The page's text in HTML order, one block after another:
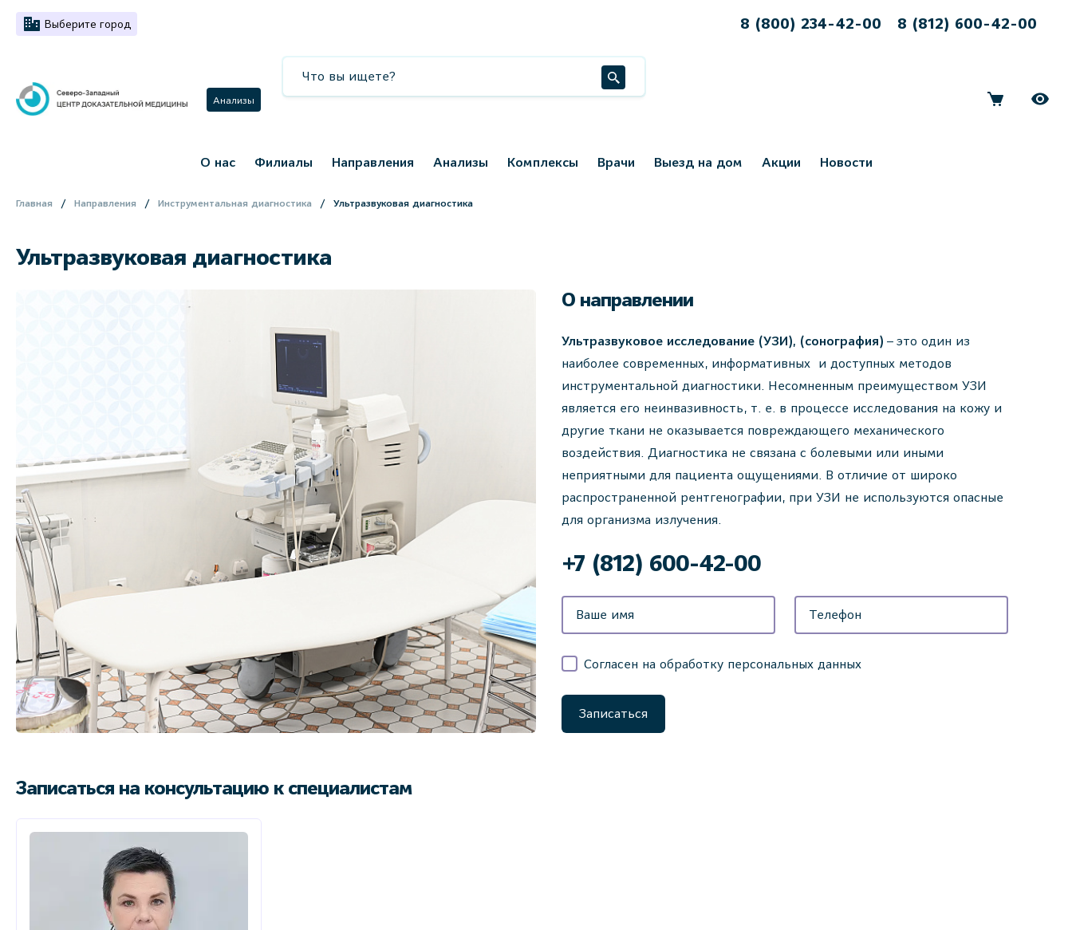
Выберите город 8 (800) 234-42-00 8 (812) 600-42-00
Анализы
О нас Филиалы Направления Анализы Комплексы Врачи Выезд на дом Акции Новости
Главная Направления Инструментальная диагностика Ультразвуковая диагностика
Ультразвуковая диагностика
О направлении
Ультразвуковое исследование (УЗИ), (сонография) – это один из
наиболее современных, информативных и доступных методов
инструментальной диагностики. Несомненным преимуществом УЗИ
является его неинвазивность, т. е. в процессе исследования на кожу и
другие ткани не оказывается повреждающего механического
воздействия. Диагностика не связана с болевыми или иными
неприятными для пациента ощущениями. В отличие от широко
распространенной рентгенографии, при УЗИ не используются опасные
для организма излучения.
‌+7 (812) 600-42-00
Согласен на обработку персональных данных
Записаться
Записаться на консультацию к специалистам